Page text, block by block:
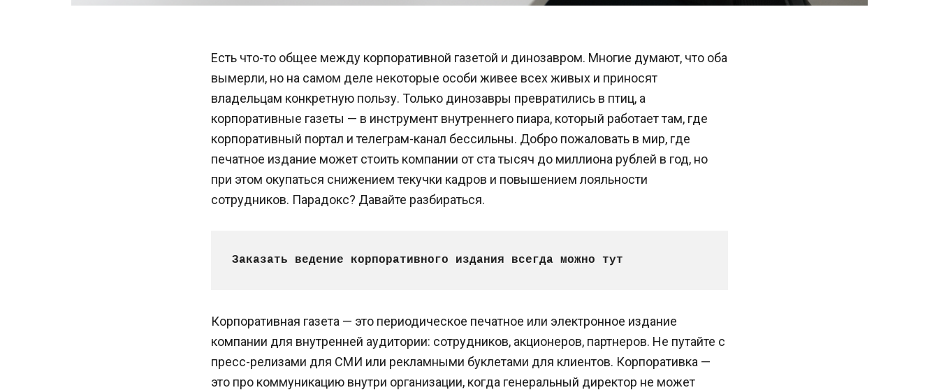
Есть что-то общее между корпоративной газетой и динозавром. Многие думают, что оба
вымерли, но на самом деле некоторые особи живее всех живых и приносят
владельцам конкретную пользу. Только динозавры превратились в птиц, а
корпоративные газеты — в инструмент внутреннего пиара, который работает там, где
корпоративный портал и телеграм-канал бессильны. Добро пожаловать в мир, где
печатное издание может стоить компании от ста тысяч до миллиона рублей в год, но
при этом окупаться снижением текучки кадров и повышением лояльности
сотрудников. Парадокс? Давайте разбираться.
Заказать ведение корпоративного издания всегда можно тут
Корпоративная газета — это периодическое печатное или электронное издание
компании для внутренней аудитории: сотрудников, акционеров, партнеров. Не путайте с
пресс-релизами для СМИ или рекламными буклетами для клиентов. Корпоративка —
это про коммуникацию внутри организации, когда генеральный директор не может